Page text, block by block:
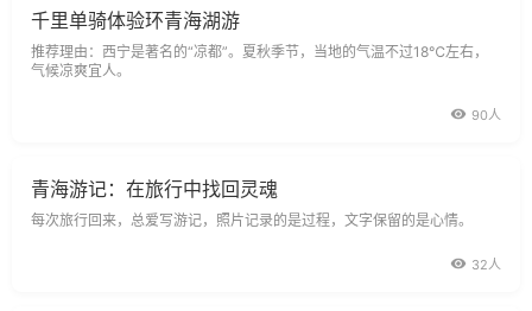
千里单骑体验环青海湖游
推荐理由：西宁是著名的“凉都”。夏秋季节，当地的气温不过18℃左右，
气候凉爽宜人。
90人
青海游记：在旅行中找回灵魂
每次旅行回来，总爱写游记，照片记录的是过程，文字保留的是心情。
32人